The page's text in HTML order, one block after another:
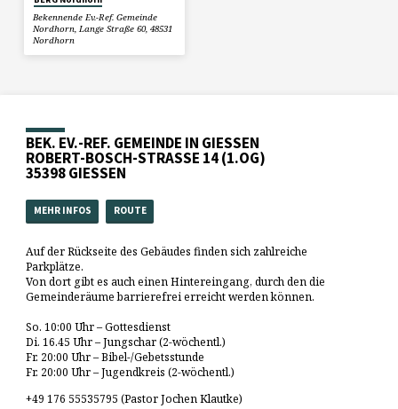
Bekennende Ev.-Ref. Gemeinde
Nordhorn, Lange Straße 60, 48531
Nordhorn
BEK. EV.-REF. GEMEINDE IN GIESSEN
ROBERT-BOSCH-STRASSE 14 (1.OG)
35398 GIESSEN
MEHR INFOS ROUTE
Auf der Rückseite des Gebäudes finden sich zahlreiche
Parkplätze.
Von dort gibt es auch einen Hintereingang, durch den die
Gemeinderäume barrierefrei erreicht werden können.
So. 10:00 Uhr – Gottesdienst
Di. 16.45 Uhr – Jungschar (2-wöchentl.)
Fr. 20:00 Uhr – Bibel-/Gebetsstunde
Fr. 20:00 Uhr – Jugendkreis (2-wöchentl.)
+49 176 55535795 (Pastor Jochen Klautke)